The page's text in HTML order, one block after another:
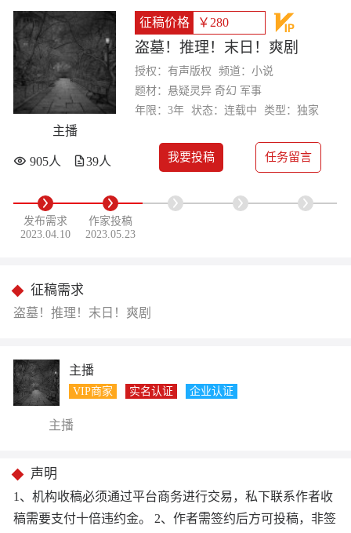
主播
征稿价格 ￥280
盗墓！推理！末日！爽剧
授权：有声版权
频道：小说
题材：悬疑灵异 奇幻 军事
年限：3年 状态：连载中 类型：独家
905人 39人 我要投稿 任务留言
发布需求
2023.04.10
作家投稿
2023.05.23
征稿需求
盗墓！推理！末日！爽剧
主播
VIP商家 实名认证 企业认证
主播
声明
1、机构收稿必须通过平台商务进行交易，私下联系作者收
稿需要支付十倍违约金。 2、作者需签约后方可投稿，非签